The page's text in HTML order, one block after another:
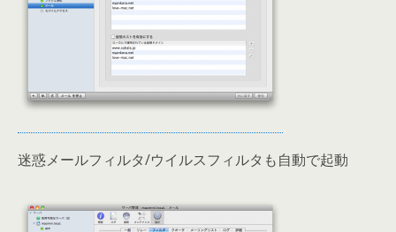
迷惑メールフィルタ/ウイルスフィルタも自動で起動